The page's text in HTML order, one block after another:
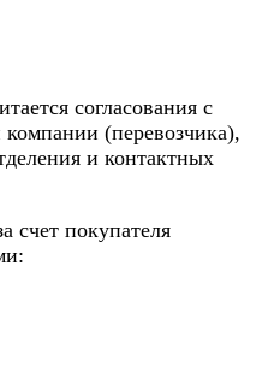
согласования с
(перевозчика),
и контактных
счет покупателя